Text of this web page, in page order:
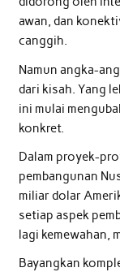
awan, dan
canggih.
Namun angka-
dari kisah. Yang
ini mulai
konkret.
Dalam proyek-
pembangunan
miliar dolar
setiap aspek
lagi kemewahan,
Bayangkan